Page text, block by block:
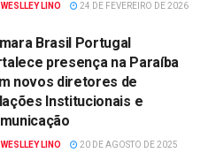
WESLLEY LINO 24 DE FEVEREIRO DE 2026
Brasil Portugal
presença na Paraíba
novos diretores de
Institucionais e
WESLLEY LINO 20 DE AGOSTO DE 2025